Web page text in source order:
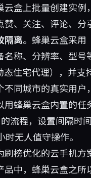
云盒上批量创建实
、关注、评论、分
隔离。蜂巢云盒采
名称、分辨率、型
态住宅代理），并
同城市的真实用户
用蜂巢云盒内置的
流程，设置间隔时
无人值守操作。
刷榜优化的云手机方
品中，蜂巢云盒之所